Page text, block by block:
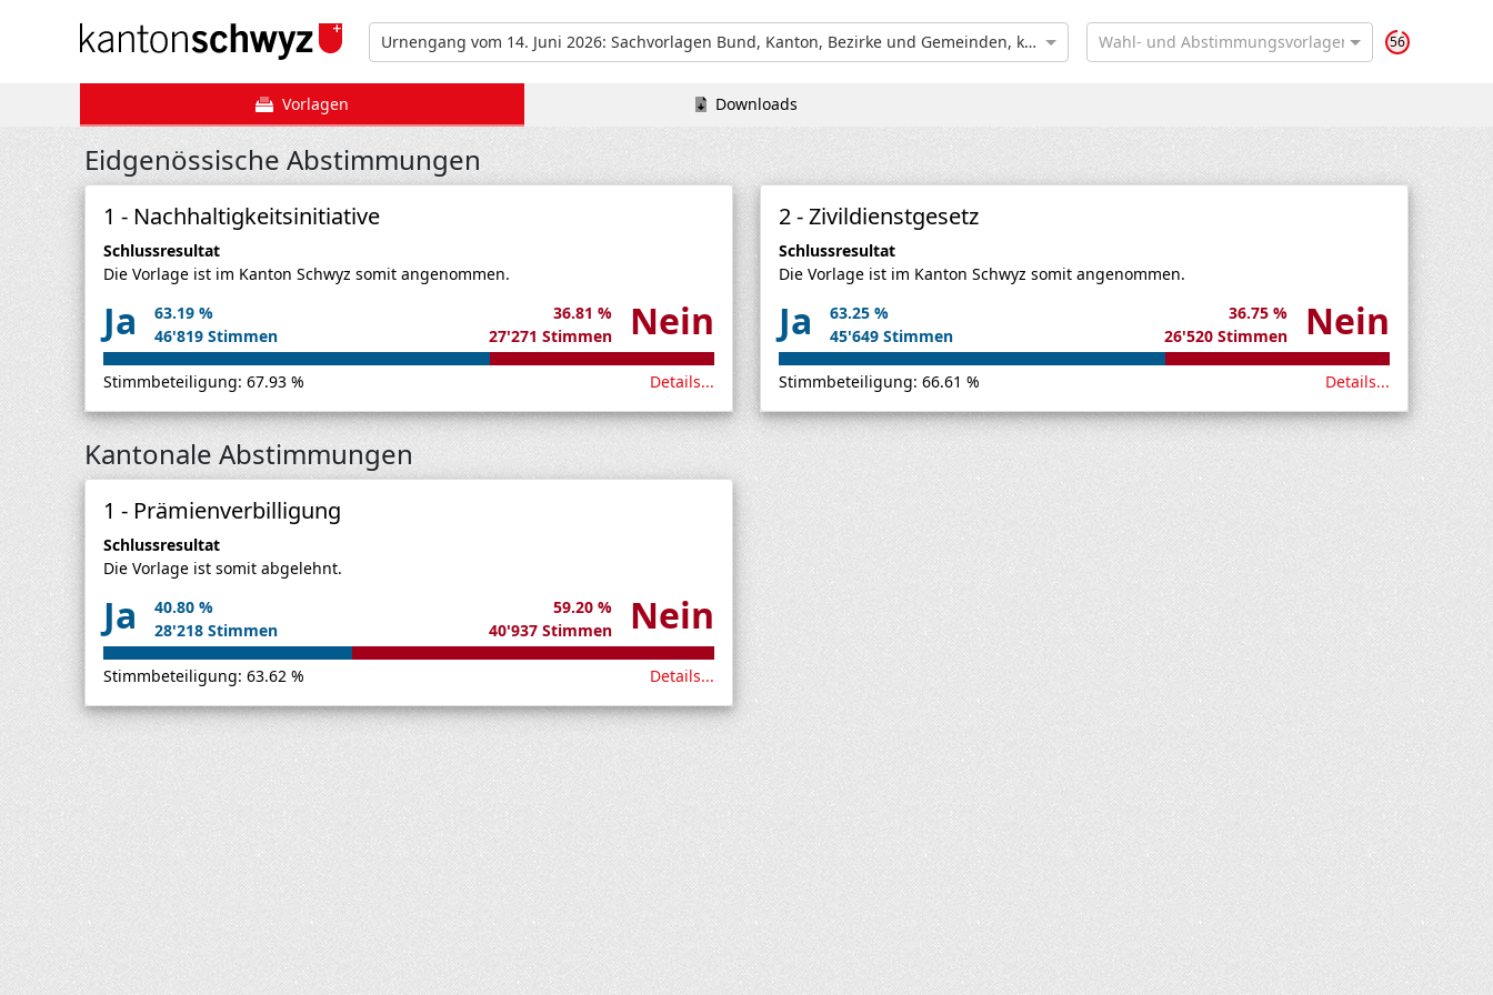
Urnengang vom 14. Juni 2026: Sachvorlagen Bund, Kanton, Bezirke und Gemeinden, kommunale Nachwahlen Wahl- und Abstimmungsvorlagen suchen
55
Vorlagen Downloads
Eidgenössische Abstimmungen
1 - Nachhaltigkeitsinitiative
Schlussresultat
Die Vorlage ist im Kanton Schwyz somit angenommen.
Ja
63.19 %
46'819 Stimmen
Nein
36.81 %
27'271 Stimmen
Stimmbeteiligung: 67.93 % Details...
2 - Zivildienstgesetz
Schlussresultat
Die Vorlage ist im Kanton Schwyz somit angenommen.
Ja
63.25 %
45'649 Stimmen
Nein
36.75 %
26'520 Stimmen
Stimmbeteiligung: 66.61 % Details...
Kantonale Abstimmungen
1 - Prämienverbilligung
Schlussresultat
Die Vorlage ist somit abgelehnt.
Ja
40.80 %
28'218 Stimmen
Nein
59.20 %
40'937 Stimmen
Stimmbeteiligung: 63.62 % Details...